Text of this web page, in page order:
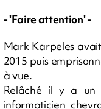
- 'Faire attention' -
Mark Karpeles
2015 puis
à vue.
Relâché il y a un
informaticien